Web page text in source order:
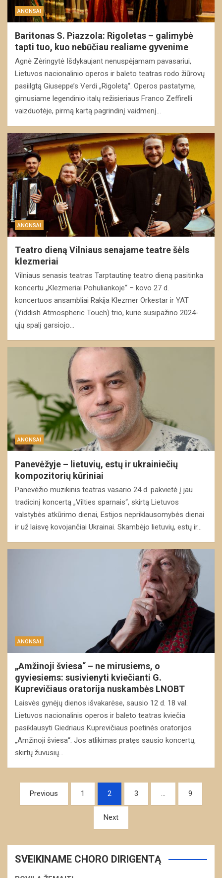
ANONSAI
Baritonas S. Piazzola: Rigoletas – galimybė
tapti tuo, kuo nebūčiau realiame gyvenime
Agnė Zėringytė Išdykaujant nenuspėjamam pavasariui,
Lietuvos nacionalinio operos ir baleto teatras rodo žiūrovų
pasiilgtą Giuseppe’s Verdi „Rigoletą“. Operos pastatyme,
gimusiame legendinio italų režisieriaus Franco Zeffirelli
vaizduotėje, pirmą kartą pagrindinį vaidmenį…
ANONSAI
Teatro dieną Vilniaus senajame teatre šėls
klezmeriai
Vilniaus senasis teatras Tarptautinę teatro dieną pasitinka
koncertu „Klezmeriai Pohuliankoje“ – kovo 27 d.
koncertuos ansambliai Rakija Klezmer Orkestar ir YAT
(Yiddish Atmospheric Touch) trio, kurie susipažino 2024-
ųjų spalį garsiojo…
ANONSAI
Panevėžyje – lietuvių, estų ir ukrainiečių
kompozitorių kūriniai
Panevėžio muzikinis teatras vasario 24 d. pakvietė į jau
tradicinį koncertą „Vilties sparnais“, skirtą Lietuvos
valstybės atkūrimo dienai, Estijos nepriklausomybės dienai
ir už laisvę kovojančiai Ukrainai. Skambėjo lietuvių, estų ir…
ANONSAI
„Amžinoji šviesa“ – ne mirusiems, o
gyviesiems: susivienyti kviečianti G.
Kuprevičiaus oratorija nuskambės LNOBT
Laisvės gynėjų dienos išvakarėse, sausio 12 d. 18 val.
Lietuvos nacionalinis operos ir baleto teatras kviečia
pasiklausyti Giedriaus Kuprevičiaus poetinės oratorijos
„Amžinoji šviesa“. Jos atlikimas pratęs sausio koncertų,
skirtų žuvusių…
Navigacija
tarp
Previous 1 2 3 9
Next
SVEIKINAME CHORO DIRIGENTĄ